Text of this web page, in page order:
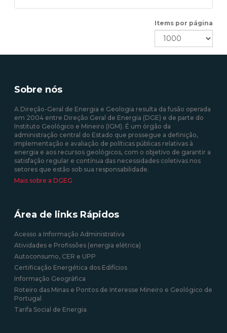
Items por página
Sobre nós
A Direção-Geral de Energia e Geologia resulta da fusão operada
em 2004 entre Direção Geral de Energia (DGE) e de parte do
Instituto Geológico e Mineiro (IGM). É um órgão da
administração central do Estado que prossegue a definição,
implementação e avaliação de políticas públicas relativas à
energia e aos recursos geológicos, com o objetivo de garantir a
satisfação regular e contínua das necessidades coletivas nos
setores que estão sob sua responsabilidade.
Mais sobre a DGEG
Área de links Rápidos
Acesso a Informação Administrativa
Atividades e Profissões (energia elétrica)
Autoconsumo, CER e UPP
Certificação Energética dos Edifícios
Informação Geográfica
Roteiro das Minas e Pontos de Interesse Mineiro e Geológico de
Portugal
Tarifa Social de Energia